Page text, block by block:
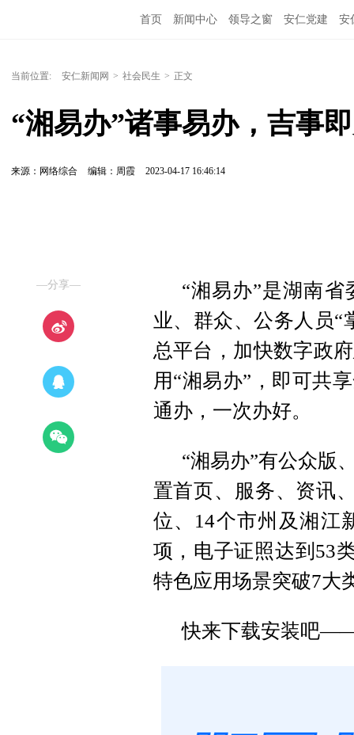
首页 新闻中心 领导之窗 安仁党建 安
当前位置: 安仁新闻网 > 社会民生 > 正文
“湘易办”诸事易办，吉事
来源：网络综合 编辑：周霞 2023-04-17 16:46:14
—分享—
“湘易办”是湖南
业、群众、公务人员“
总平台，加快数字政
用“湘易办”，即可共
通办，一次办好。
“湘易办”有公众版
置首页、服务、资讯
位、14个市州及湘江
项，电子证照达到53
特色应用场景突破7大
快来下载安装吧